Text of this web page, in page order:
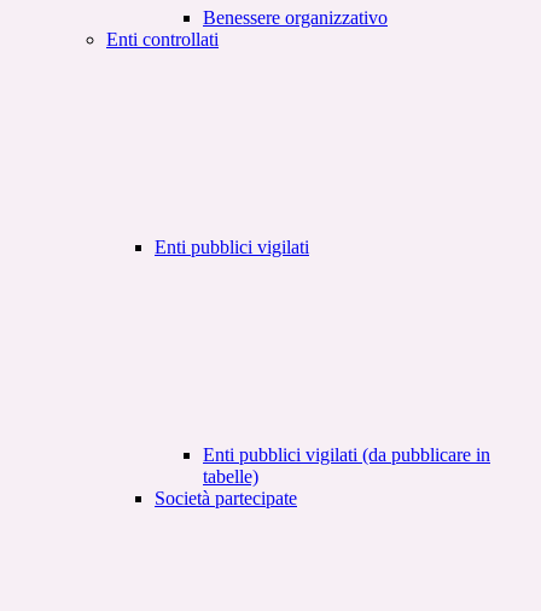
Benessere organizzativo
Enti controllati
Enti pubblici vigilati
Enti pubblici vigilati (da pubblicare in
tabelle)
Società partecipate